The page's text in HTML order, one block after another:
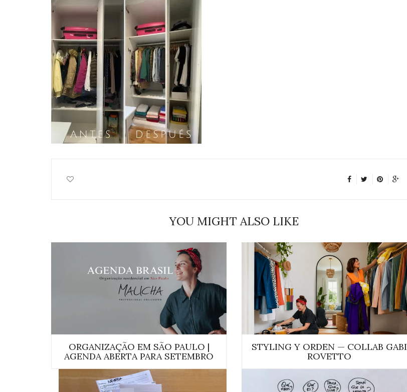
YOU MIGHT ALSO LIKE
ORGANIZAÇÃO EM SÃO PAULO |
AGENDA ABERTA PARA SETEMBRO
STYLING Y ORDEN — COLLAB GABI
ROVETTO